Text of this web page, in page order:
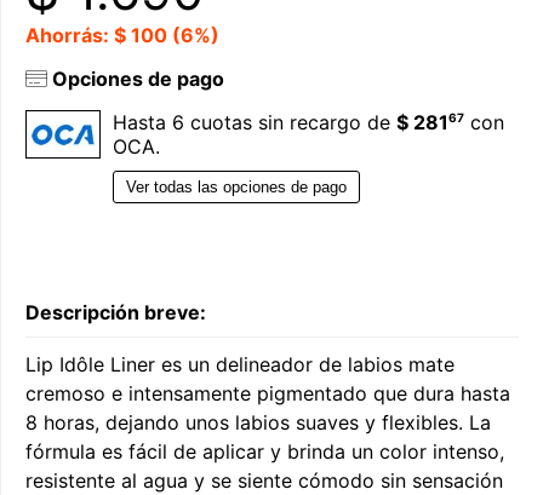
Ahorrás: $ 100 (6%)
Opciones de pago
Hasta 6 cuotas sin recargo de $ 28167 con
OCA.
Ver todas las opciones de pago
Descripción breve:
Lip Idôle Liner es un delineador de labios mate
cremoso e intensamente pigmentado que dura hasta
8 horas, dejando unos labios suaves y flexibles. La
fórmula es fácil de aplicar y brinda un color intenso,
resistente al agua y se siente cómodo sin sensación